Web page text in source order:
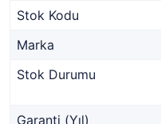
Stok Kodu
Marka
Stok Durumu
Garanti (Yıl)